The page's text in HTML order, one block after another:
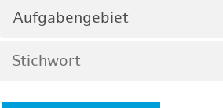
Aufgabengebiet